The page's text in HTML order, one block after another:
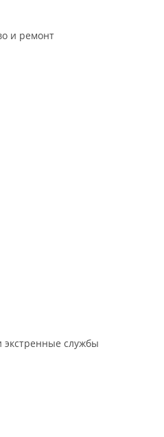
и ремонт
службы